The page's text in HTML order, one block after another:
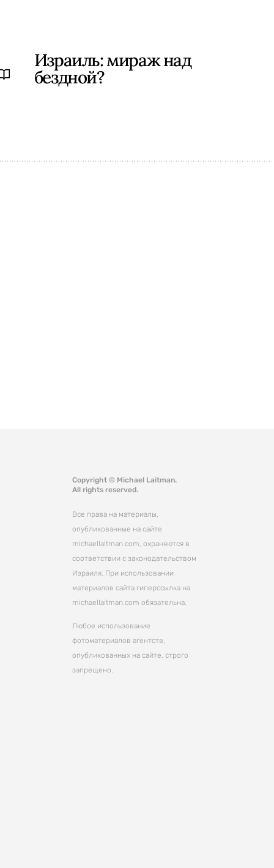
Израиль: мираж над
бездной?
Copyright © Michael Laitman.
All rights reserved.
Все права на материалы,
опубликованные на сайте
michaellaitman.com, охраняются в
соответствии с законодательством
Израиля. При использовании
материалов сайта гиперссылка на
michaellaitman.com обязательна.
Любое использование
фотоматериалов агентств,
опубликованных на сайте, строго
запрещено.